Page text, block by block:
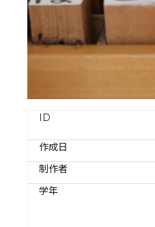
ID
作成日
制作者
学年